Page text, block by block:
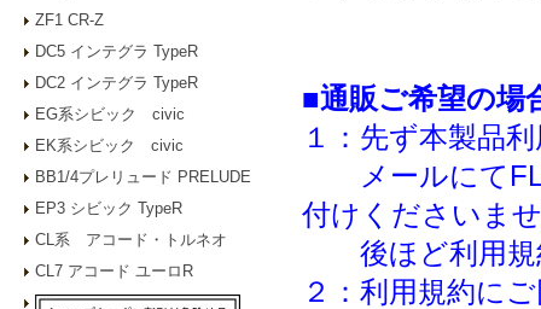
ZF1 CR-Z
DC5 インテグラ TypeR
DC2 インテグラ TypeR
EG系シビック civic
EK系シビック civic
BB1/4プレリュード PRELUDE
EP3 シビック TypeR
CL系 アコード・トルネオ
CL7 アコード ユーロR
■通販ご希望の場
１：先ず本製品
メールにて
付けくださいま
後ほど利用規
２：利用規約に